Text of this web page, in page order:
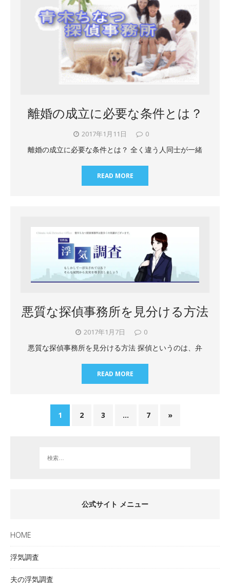
離婚の成立に必要な条件とは？
2017年1月11日 0
離婚の成立に必要な条件とは？ 全く違う人同士が一緒
READ MORE
悪質な探偵事務所を見分ける方法
2017年1月7日 0
悪質な探偵事務所を見分ける方法 探偵というのは、弁
READ MORE
1 2 3 … 7 »
公式サイト メニュー
HOME
浮気調査
夫の浮気調査